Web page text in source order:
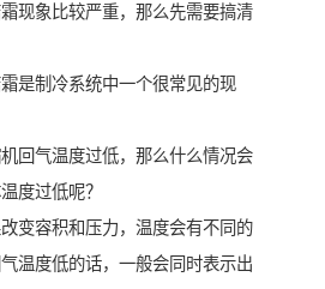
现象比较严重，那么先需要搞清
是制冷系统中一个很常见的现
回气温度过低，那么什么情况会
度过低呢？
变容积和压力，温度会有不同的
温度低的话，一般会同时表示出